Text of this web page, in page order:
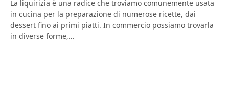
La liquirizia è una radice che troviamo comunemente usata
in cucina per la preparazione di numerose ricette, dai
dessert fino ai primi piatti. In commercio possiamo trovarla
in diverse forme,…